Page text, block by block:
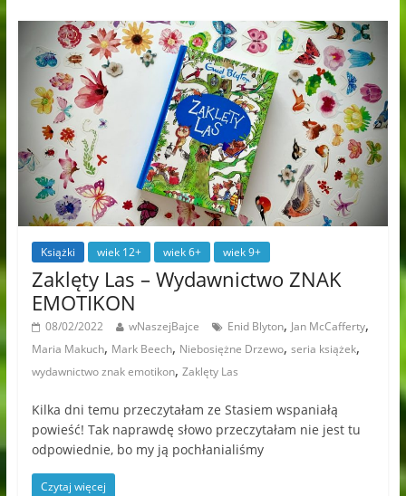
Książki wiek 12+ wiek 6+ wiek 9+
Zaklęty Las – Wydawnictwo ZNAK
EMOTIKON
08/02/2022 wNaszejBajce Enid Blyton, Jan McCafferty,
Maria Makuch, Mark Beech, Niebosiężne Drzewo, seria książek,
wydawnictwo znak emotikon, Zaklęty Las
Kilka dni temu przeczytałam ze Stasiem wspaniałą
powieść! Tak naprawdę słowo przeczytałam nie jest tu
odpowiednie, bo my ją pochłanialiśmy
Czytaj więcej